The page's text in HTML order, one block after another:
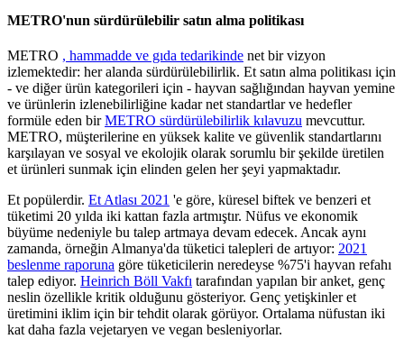
METRO'nun sürdürülebilir satın alma politikası
METRO , hammadde ve gıda tedarikinde net bir vizyon
izlemektedir: her alanda sürdürülebilirlik. Et satın alma politikası için
- ve diğer ürün kategorileri için - hayvan sağlığından hayvan yemine
ve ürünlerin izlenebilirliğine kadar net standartlar ve hedefler
formüle eden birMETRO sürdürülebilirlik kılavuzu mevcuttur.
METRO, müşterilerine en yüksek kalite ve güvenlik standartlarını
karşılayan ve sosyal ve ekolojik olarak sorumlu bir şekilde üretilen
et ürünleri sunmak için elinden gelen her şeyi yapmaktadır.
Et popülerdir. Et Atlası 2021 'e göre, küresel biftek ve benzeri et
tüketimi 20 yılda iki kattan fazla artmıştır. Nüfus ve ekonomik
büyüme nedeniyle bu talep artmaya devam edecek. Ancak aynı
zamanda, örneğin Almanya'da tüketici talepleri de artıyor: 2021
beslenme raporuna göre tüketicilerin neredeyse %75'i hayvan refahı
talep ediyor. Heinrich Böll Vakfı tarafından yapılan bir anket, genç
neslin özellikle kritik olduğunu gösteriyor. Genç yetişkinler et
üretimini iklim için bir tehdit olarak görüyor. Ortalama nüfustan iki
kat daha fazla vejetaryen ve vegan besleniyorlar.